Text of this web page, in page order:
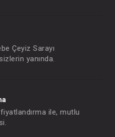
Çeyiz Sarayı
yanında.
ile, mutlu